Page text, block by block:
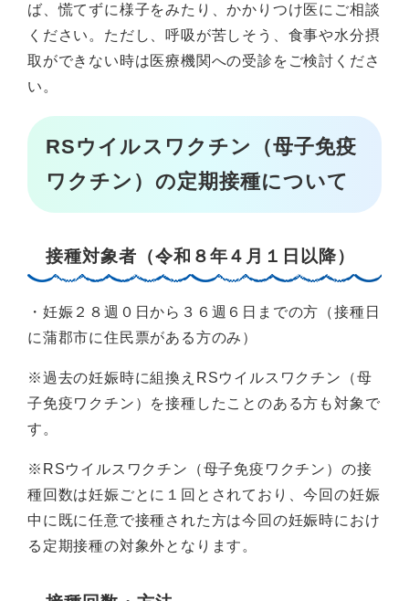
ば、慌てずに様子をみたり、かかりつけ医にご相談
ください。ただし、呼吸が苦しそう、食事や水分摂
取ができない時は医療機関への受診をご検討くださ
い。
RSウイルスワクチン（母子免疫
ワクチン）の定期接種について
接種対象者（令和８年４月１日以降）
・妊娠２８週０日から３６週６日までの方（接種日
に蒲郡市に住民票がある方のみ）
※過去の妊娠時に組換えRSウイルスワクチン（母
子免疫ワクチン）を接種したことのある方も対象で
す。
※RSウイルスワクチン（母子免疫ワクチン）の接
種回数は妊娠ごとに１回とされており、今回の妊娠
中に既に任意で接種された方は今回の妊娠時におけ
る定期接種の対象外となります。